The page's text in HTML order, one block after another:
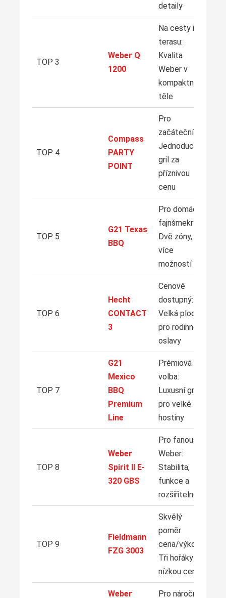
detaily
TOP 3
Weber Q
1200
Na cesty i
terasu:
Kvalita
Weber v
kompaktním
těle
TOP 4
Compass
PARTY
POINT
Pro
začátečníky:
Jednoduchý
gril za
příznivou
cenu
TOP 5
G21 Texas
BBQ
Pro domácí
fajnšmekry:
Dvě zóny,
více
možností
TOP 6
Hecht
CONTACT
3
Cenově
dostupný:
Velká plocha
pro rodinné
oslavy
TOP 7
G21
Mexico
BBQ
Premium
Line
Prémiová
volba:
Luxusní gril
pro velké
hostiny
TOP 8
Weber
Spirit II E-
320 GBS
Pro fanoušky
Weber:
Stabilita,
funkce a
rozšiřitelnost
TOP 9
Fieldmann
FZG 3003
Skvělý
poměr
cena/výkon:
Tři hořáky za
nízkou cenu
Weber Pro náročné: